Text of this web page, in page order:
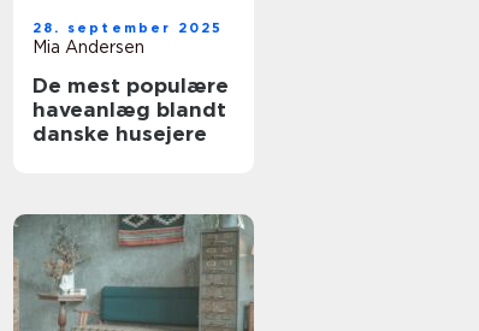
28. september 2025
Mia Andersen
De mest populære
haveanlæg blandt
danske husejere